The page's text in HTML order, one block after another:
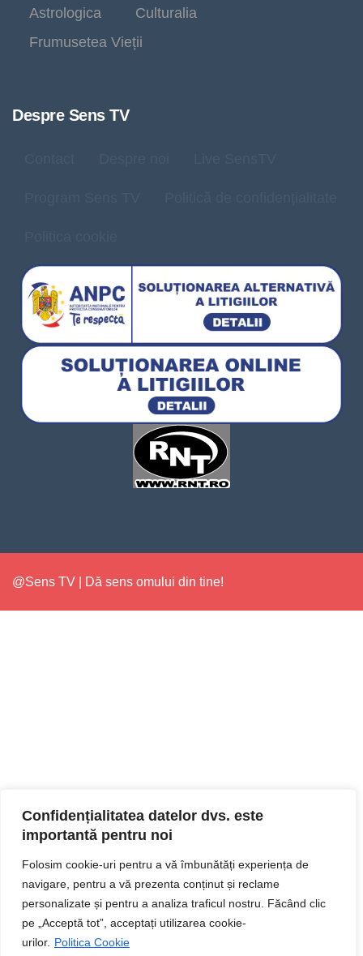
Confidențialitatea datelor dvs. este
importantă pentru noi
Folosim cookie-uri pentru a vă îmbunătăți experiența de
navigare, pentru a vă prezenta conținut și reclame
personalizate și pentru a analiza traficul nostru. Făcând clic
pe „Acceptă tot”, acceptați utilizarea cookie-
urilor. Politica Cookie
Astrologica
Culturalia
Frumusetea Vieții
Despre Sens TV
@Sens TV | Dă sens omului din tine!